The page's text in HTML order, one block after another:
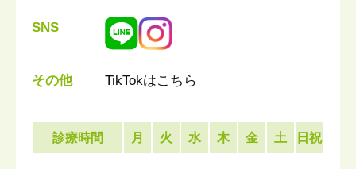
SNS
その他 TikTokはこちら
診療時間 月 火 水 木 金 土 日祝